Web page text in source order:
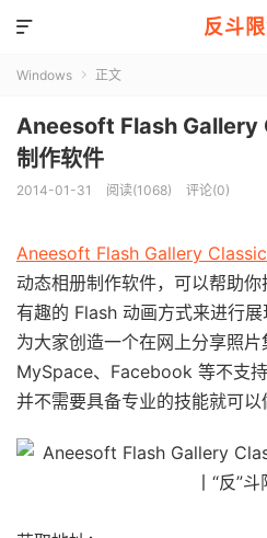
反斗

Windows  正文
Aneesoft Flash Gallery
制作软件
2014-01-31 阅读(1068) 评论(0)
Aneesoft Flash Gallery Classic
动态相册制作软件，可以帮助
有趣的 Flash 动画方式来进行展
为大家创造一个在网上分享照片
MySpace、Facebook 等不支
并不需要具备专业的技能就可以